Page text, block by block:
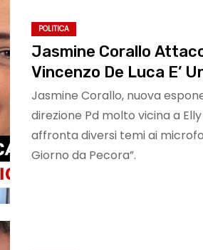
POLITICA
Jasmine Corallo
Vincenzo De Luca E’
Jasmine Corallo, nuova
direzione Pd molto vicina a
affronta diversi temi ai
Giorno da Pecora”.